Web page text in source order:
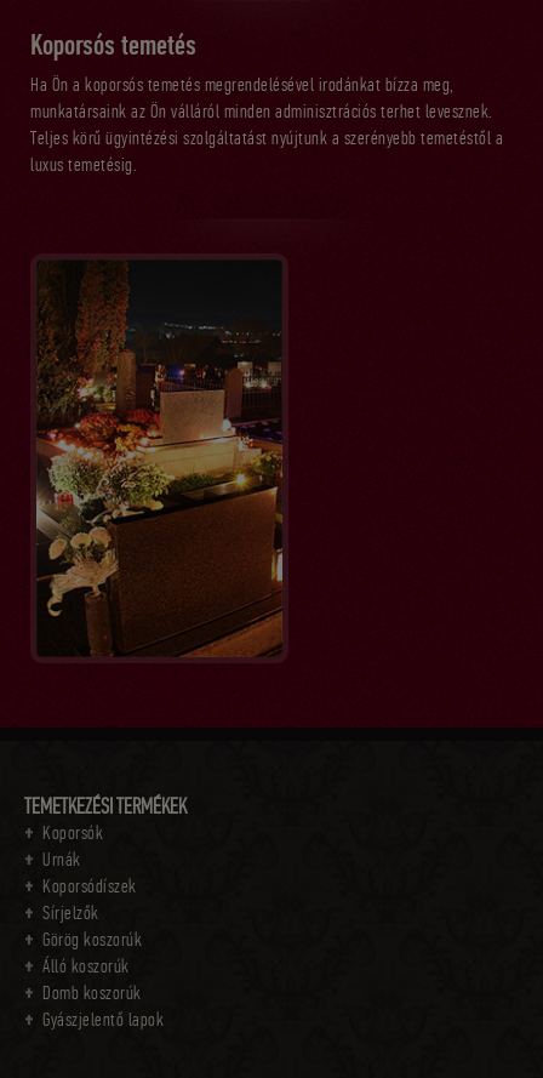
Koporsós temetés
Ha Ön a koporsós temetés megrendelésével irodánkat bízza meg,
munkatársaink az Ön válláról minden adminisztrációs terhet levesznek.
Teljes körű ügyintézési szolgáltatást nyújtunk a szerényebb temetéstől a
luxus temetésig.
TEMETKEZÉSI TERMÉKEK
Koporsók
Urnák
Koporsódíszek
Sírjelzők
Görög koszorúk
Álló koszorúk
Domb koszorúk
Gyászjelentő lapok